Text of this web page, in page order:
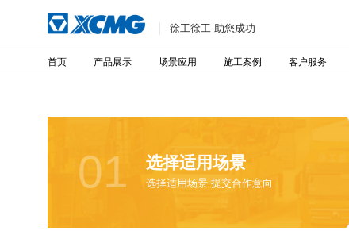
徐工徐工 助您成功
首页 产品展示 场景应用 施工案例 客户服务
01 选择适用场景
选择适用场景 提交合作意向